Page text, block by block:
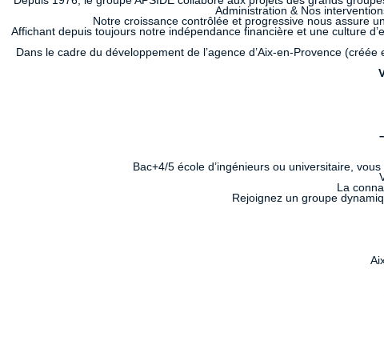
Administration & Nos
Notre croissance contrôlée et progressive nous assure
Affichant depuis toujours notre indépendance financière et une culture
Dans le cadre du développement de l’agence d’Aix-en-Provence
Bac+4/5 école d’ingénieurs ou universitaire,
La
Rejoignez un groupe